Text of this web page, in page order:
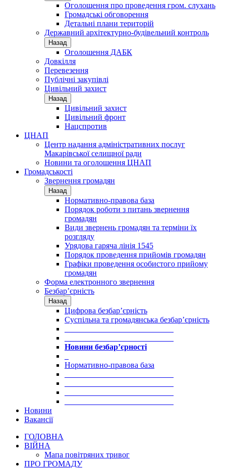
Оголошення про проведення гром. слухань
Громадські обговорення
Детальні плани територій
Державний архітектурно-будівельний контроль
Назад
Оголошення ДАБК
Довкілля
Перевезення
Публічні закупівлі
Цивільний захист
Назад
Цивільний захист
Цивільний фронт
Нацспротив
ЦНАП
Центр надання адміністративних послуг
Макарівської селищної ради
Новини та оголошення ЦНАП
Громадськості
Звернення громадян
Назад
Нормативно-правова база
Порядок роботи з питань звернення
громадян
Види звернень громадян та терміни їх
розгляду
Урядова гаряча лінія 1545
Порядок проведення прийомів громадян
Графіки проведення особистого прийому
громадян
Форма електронного звернення
Безбар’єрність
Назад
Цифрова безбар’єрність
Суспільна та громадянська безбар’єрність
Новини безбар’єрності
Нормативно-правова база
Новини
Вакансії
ГОЛОВНА
ВІЙНА
Мапа повітряних тривог
ПРО ГРОМАДУ